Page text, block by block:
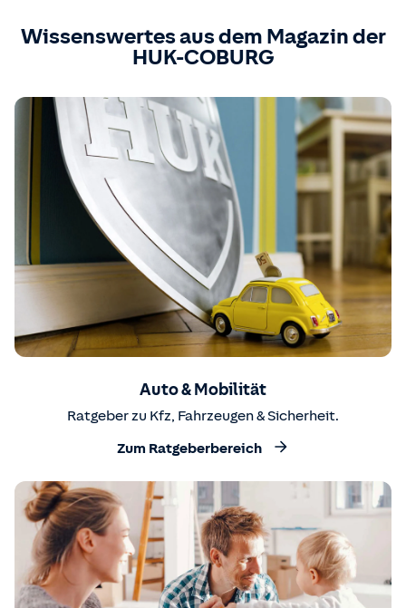
Wissenswertes aus dem Magazin der
HUK-COBURG
Auto & Mobilität
Ratgeber zu Kfz, Fahrzeugen & Sicherheit.
Zum Ratgeberbereich